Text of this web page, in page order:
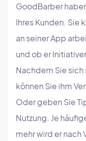
GoodBarber
Ihres Kunden. Sie
an seiner App
und ob er
Nachdem Sie
können Sie ihm
Oder geben Sie
Nutzung. Je
mehr wird er nach